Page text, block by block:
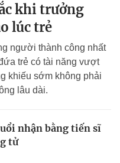
khi trưởng
lúc trẻ
người thành công nhất
trẻ có tài năng vượt
khiếu sớm không phải
lâu dài.
nhận bằng tiến sĩ
tử